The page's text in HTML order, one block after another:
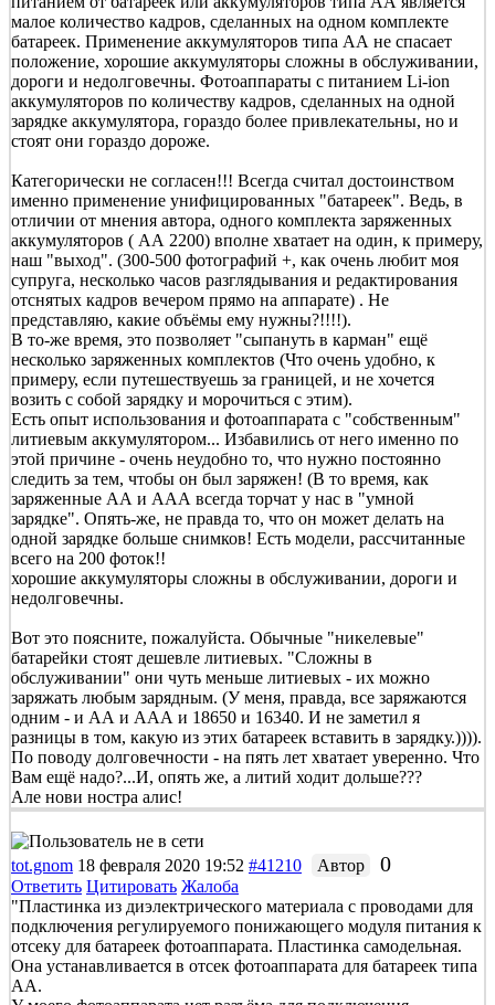
малое количество кадров, сделанных на одном комплекте
батареек. Применение аккумуляторов типа АА не спасает
положение, хорошие аккумуляторы сложны в обслуживании,
дороги и недолговечны. Фотоаппараты с питанием Li-ion
аккумуляторов по количеству кадров, сделанных на одной
зарядке аккумулятора, гораздо более привлекательны, но и
стоят они гораздо дороже.
Категорически не согласен!!! Всегда считал достоинством
именно применение унифицированных "батареек". Ведь, в
отличии от мнения автора, одного комплекта заряженных
аккумуляторов ( АА 2200) вполне хватает на один, к примеру,
наш "выход". (300-500 фотографий +, как очень любит моя
супруга, несколько часов разглядывания и редактирования
отснятых кадров вечером прямо на аппарате) . Не
представляю, какие объёмы ему нужны?!!!!).
В то-же время, это позволяет "сыпануть в карман" ещё
несколько заряженных комплектов (Что очень удобно, к
примеру, если путешествуешь за границей, и не хочется
возить с собой зарядку и морочиться с этим).
Есть опыт использования и фотоаппарата с "собственным"
литиевым аккумулятором... Избавились от него именно по
этой причине - очень неудобно то, что нужно постоянно
следить за тем, чтобы он был заряжен! (В то время, как
заряженные АА и ААА всегда торчат у нас в "умной
зарядке". Опять-же, не правда то, что он может делать на
одной зарядке больше снимков! Есть модели, рассчитанные
всего на 200 фоток!!
хорошие аккумуляторы сложны в обслуживании, дороги и
недолговечны.
Вот это поясните, пожалуйста. Обычные "никелевые"
батарейки стоят дешевле литиевых. "Сложны в
обслуживании" они чуть меньше литиевых - их можно
заряжать любым зарядным. (У меня, правда, все заряжаются
одним - и АА и ААА и 18650 и 16340. И не заметил я
разницы в том, какую из этих батареек вставить в зарядку.)))).
По поводу долговечности - на пять лет хватает уверенно. Что
Вам ещё надо?...И, опять же, а литий ходит дольше???
Але нови ностра алис!
tot.gnom 18 февраля 2020 19:52 #41210 Автор 0
Ответить Цитировать Жалоба
"Пластинка из диэлектрического материала с проводами для
подключения регулируемого понижающего модуля питания к
отсеку для батареек фотоаппарата. Пластинка самодельная.
Она устанавливается в отсек фотоаппарата для батареек типа
АА.